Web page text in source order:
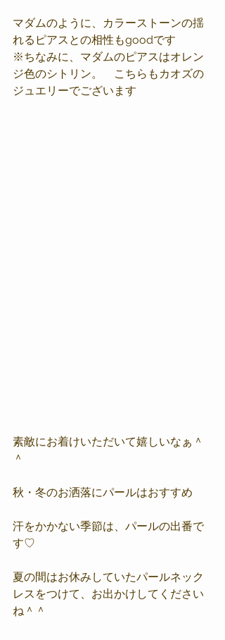
マダムのように、カラーストーンの揺
れるピアスとの相性もgoodです
※ちなみに、マダムのピアスはオレン
ジ色のシトリン。　こちらもカオズの
ジュエリーでございます
素敵にお着けいただいて嬉しいなぁ＾
＾
秋・冬のお洒落にパールはおすすめ
汗をかかない季節は、パールの出番で
す♡
夏の間はお休みしていたパールネック
レスをつけて、お出かけしてください
ね＾＾